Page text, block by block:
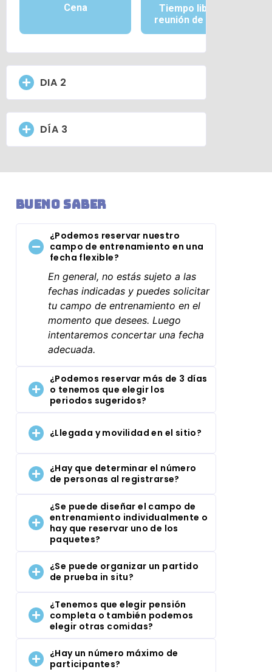
Cena
Tiempo libre y/o
reunión de equipo.
DIA 2
DÍA 3
Bueno saber
¿Podemos reservar nuestro
campo de entrenamiento en una
fecha flexible?
En general, no estás sujeto a las
fechas indicadas y puedes solicitar
tu campo de entrenamiento en el
momento que desees. Luego
intentaremos concertar una fecha
adecuada.
¿Podemos reservar más de 3 días
o tenemos que elegir los
periodos sugeridos?
¿Llegada y movilidad en el sitio?
¿Hay que determinar el número
de personas al registrarse?
¿Se puede diseñar el campo de
entrenamiento individualmente o
hay que reservar uno de los
paquetes?
¿Se puede organizar un partido
de prueba in situ?
¿Tenemos que elegir pensión
completa o también podemos
elegir otras comidas?
¿Hay un número máximo de
participantes?